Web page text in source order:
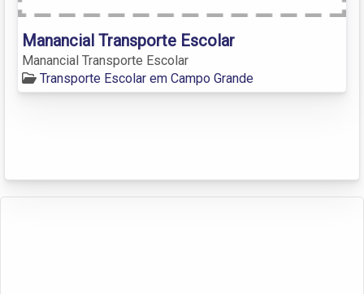
Manancial Transporte Escolar
Manancial Transporte Escolar
Transporte Escolar em Campo Grande